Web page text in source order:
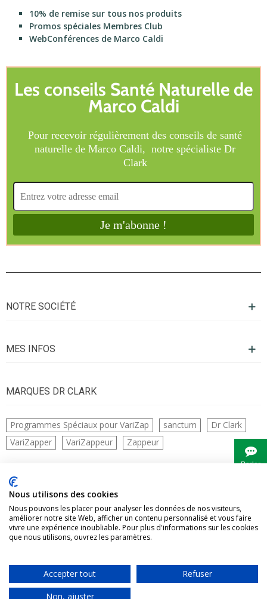
10% de remise sur tous nos produits
Promos spéciales Membres Club
WebConférences de Marco Caldi
NOTRE SOCIÉTÉ
MES INFOS
MARQUES DR CLARK
Programmes Spéciaux pour VariZap sanctum
Dr Clark
VariZapper
VariZappeur Zappeur
CONTACTS
Parler
Vivre Naturellement tous droits réservés
Nous utilisons des cookies
Nous pouvons les placer pour analyser les données de nos visiteurs,
améliorer notre site Web, afficher un contenu personnalisé et vous faire
vivre une expérience inoubliable. Pour plus d'informations sur les cookies
que nous utilisons, ouvrez les paramètres.
Accepter tout
Refuser
Non, ajuster